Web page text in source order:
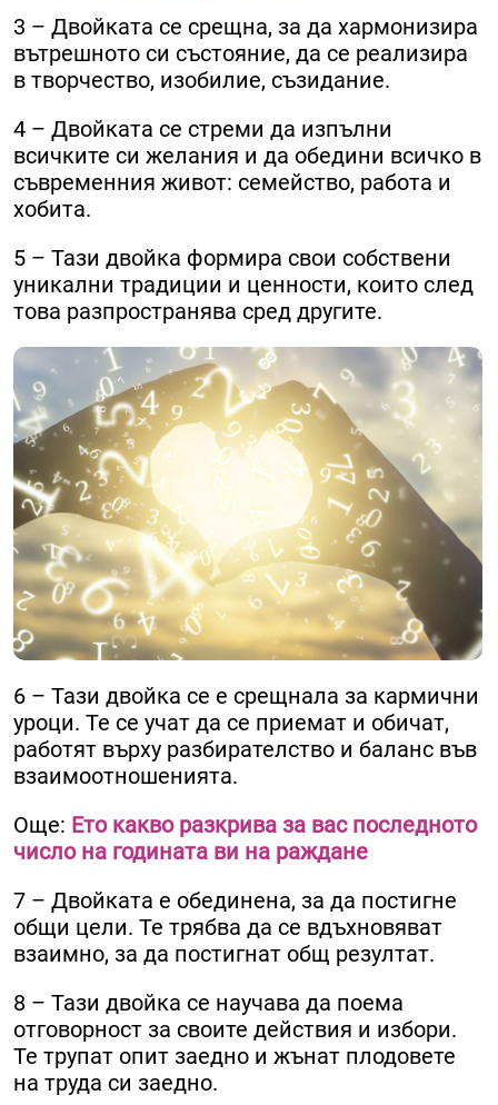
3 – Двойката се срещна, за да хармонизира
вътрешното си състояние, да се реализира
в творчество, изобилие, съзидание.
4 – Двойката се стреми да изпълни
всичките си желания и да обедини всичко в
съвременния живот: семейство, работа и
хобита.
5 – Тази двойка формира свои собствени
уникални традиции и ценности, които след
това разпространява сред другите.
6 – Тази двойка се е срещнала за кармични
уроци. Те се учат да се приемат и обичат,
работят върху разбирателство и баланс във
взаимоотношенията.
Още: Ето какво разкрива за вас последното
число на годината ви на раждане
7 – Двойката е обединена, за да постигне
общи цели. Те трябва да се вдъхновяват
взаимно, за да постигнат общ резултат.
8 – Тази двойка се научава да поема
отговорност за своите действия и избори.
Те трупат опит заедно и жънат плодовете
на труда си заедно.